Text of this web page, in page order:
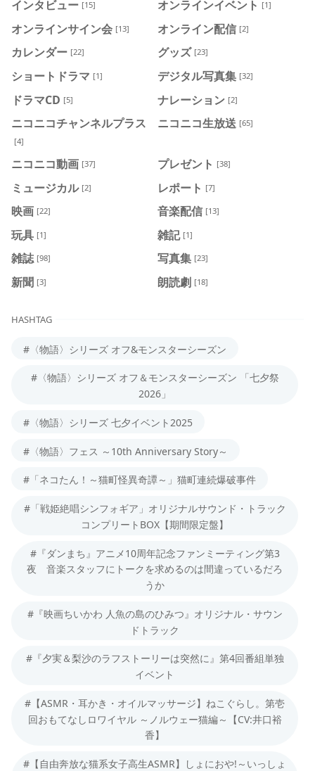
インタビュー [15] オンラインイベント [1]
オンラインサイン会 [13] オンライン配信 [2]
カレンダー [22] グッズ [23]
ショートドラマ [1] デジタル写真集 [32]
ドラマCD [5] ナレーション [2]
ニコニコチャンネルプラス
[4]
ニコニコ生放送 [65]
ニコニコ動画 [37] プレゼント [38]
ミュージカル [2] レポート [7]
映画 [22] 音楽配信 [13]
玩具 [1] 雑記 [1]
雑誌 [98] 写真集 [23]
新聞 [3] 朗読劇 [18]
HASHTAG
#〈物語〉シリーズ オフ&モンスターシーズン
#〈物語〉シリーズ オフ＆モンスターシーズン 「七夕祭
2026」
#〈物語〉シリーズ 七夕イベント2025
#〈物語〉フェス ～10th Anniversary Story～
#「ネコたん！～猫町怪異奇譚～」猫町連続爆破事件
#「戦姫絶唱シンフォギア」オリジナルサウンド・トラック
コンプリートBOX【期間限定盤】
#『ダンまち』アニメ10周年記念ファンミーティング第3
夜 音楽スタッフにトークを求めるのは間違っているだろ
うか
#『映画ちいかわ 人魚の島のひみつ』オリジナル・サウン
ドトラック
#『夕実＆梨沙のラフストーリーは突然に』第4回番組単独
イベント
#【ASMR・耳かき・オイルマッサージ】ねこぐらし。第壱
回おもてなしロワイヤル ～ノルウェー猫編～【CV:井口裕
香】
#【自由奔放な猫系女子高生ASMR】しょにおや!～いっしょ